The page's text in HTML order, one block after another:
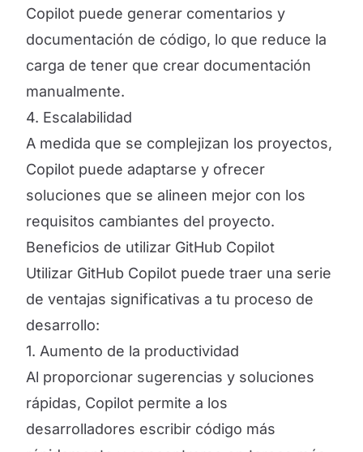
Copilot puede generar comentarios y
documentación de código, lo que reduce la
carga de tener que crear documentación
manualmente.
4. Escalabilidad
A medida que se complejizan los proyectos,
Copilot puede adaptarse y ofrecer
soluciones que se alineen mejor con los
requisitos cambiantes del proyecto.
Beneficios de utilizar GitHub Copilot
Utilizar GitHub Copilot puede traer una serie
de ventajas significativas a tu proceso de
desarrollo:
1. Aumento de la productividad
Al proporcionar sugerencias y soluciones
rápidas, Copilot permite a los
desarrolladores escribir código más